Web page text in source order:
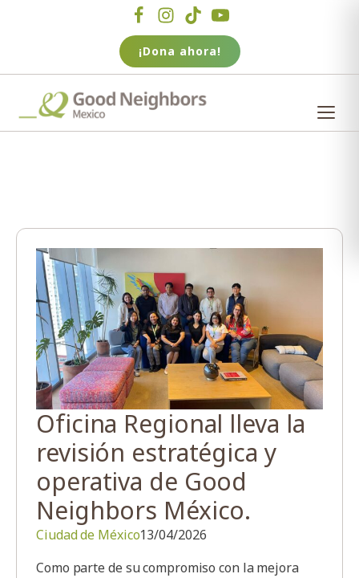
¡Dona ahora!
Oficina Regional lleva la
revisión estratégica y
operativa de Good
Neighbors México.
Ciudad de México13/04/2026
Como parte de su compromiso con la mejora